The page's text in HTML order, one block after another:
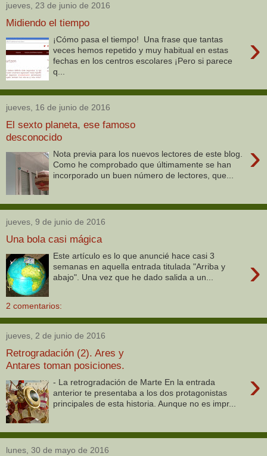
jueves, 23 de junio de 2016
Midiendo el tiempo
›
¡Cómo pasa el tiempo! Una frase que tantas
veces hemos repetido y muy habitual en estas
fechas en los centros escolares ¡Pero si parece
q...
jueves, 16 de junio de 2016
El sexto planeta, ese famoso
desconocido
›
Nota previa para los nuevos lectores de este blog.
Como he comprobado que últimamente se han
incorporado un buen número de lectores, que...
jueves, 9 de junio de 2016
Una bola casi mágica
›
Este artículo es lo que anuncié hace casi 3
semanas en aquella entrada titulada "Arriba y
abajo". Una vez que he dado salida a un...
2 comentarios:
jueves, 2 de junio de 2016
Retrogradación (2). Ares y
Antares toman posiciones.
›
- La retrogradación de Marte En la entrada
anterior te presentaba a los dos protagonistas
principales de esta historia. Aunque no es impr...
lunes, 30 de mayo de 2016